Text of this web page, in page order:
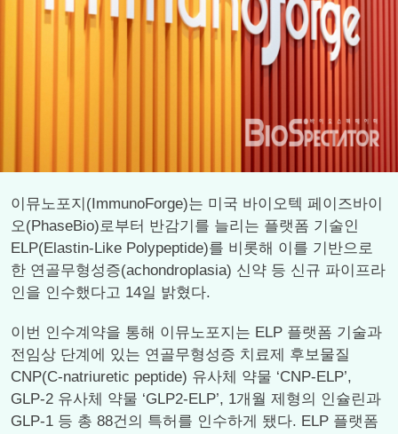
이뮤노포지(ImmunoForge)는 미국 바이오텍 페이즈바이
오(PhaseBio)로부터 반감기를 늘리는 플랫폼 기술인
ELP(Elastin-Like Polypeptide)를 비롯해 이를 기반으로
한 연골무형성증(achondroplasia) 신약 등 신규 파이프라
인을 인수했다고 14일 밝혔다.
이번 인수계약을 통해 이뮤노포지는 ELP 플랫폼 기술과
전임상 단계에 있는 연골무형성증 치료제 후보물질
CNP(C-natriuretic peptide) 유사체 약물 ‘CNP-ELP’,
GLP-2 유사체 약물 ‘GLP2-ELP’, 1개월 제형의 인슐린과
GLP-1 등 총 88건의 특허를 인수하게 됐다. ELP 플랫폼